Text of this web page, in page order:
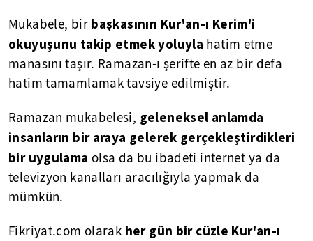
Mukabele, bir başkasının Kur'an-ı Kerim'i
okuyuşunu takip etmek yoluyla hatim etme
manasını taşır. Ramazan-ı şerifte en az bir defa
hatim tamamlamak tavsiye edilmiştir.
Ramazan mukabelesi, geleneksel anlamda
insanların bir araya gelerek gerçekleştirdikleri
bir uygulama olsa da bu ibadeti internet ya da
televizyon kanalları aracılığıyla yapmak da
mümkün.
Fikriyat.com olarak her gün bir cüzle Kur'an-ı